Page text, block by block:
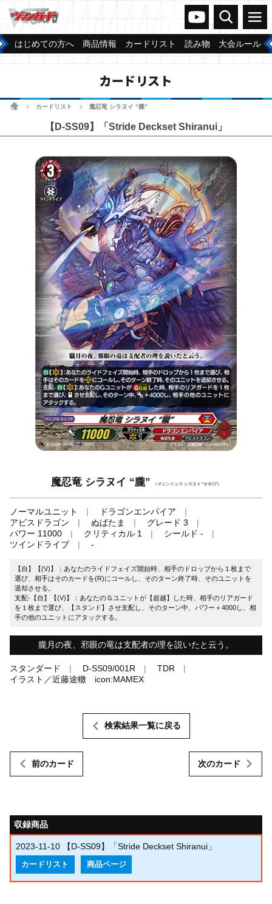
ヴァンガードch
検索 メニュー
はじめての方へ 商品情報 カードリスト 読み物 大会ルール
カードリスト
ホームカードリスト 魔忍竜 シラヌイ “朧”
【D-SS09】「Stride Deckset Shiranui」
魔忍竜 シラヌイ “朧” （マニンリュウ シラヌイ “オボロ”）
ノーマルユニット
ドラゴンエンパイア
アビスドラゴン
ぬばたま
グレード 3
パワー 11000
クリティカル 1
シールド -
ツインドライブ
-
【自】【(V)】：あなたのライドフェイズ開始時、相手のドロップから１枚まで
選び、相手はそのカードを(R)にコールし、そのターン終了時、そのユニットを
退却させる。
支配-【自】【(V)】：あなたのＧユニットが【超越】した時、相手のリアガード
を１枚まで選び、【スタンド】させ支配し、そのターン中、パワー＋4000し、相
手の他のユニットにアタックする。
朧月の夜、邪眼の竜は支配者の理を説いたと云う。
スタンダード D-SS09/001R
TDR
イラスト／近藤途轍 icon:MAMEX
前のカード
検索結果一覧に戻る
次のカード
収録商品
2023-11-10 【D-SS09】「Stride Deckset Shiranui」
カードリスト 商品ページ